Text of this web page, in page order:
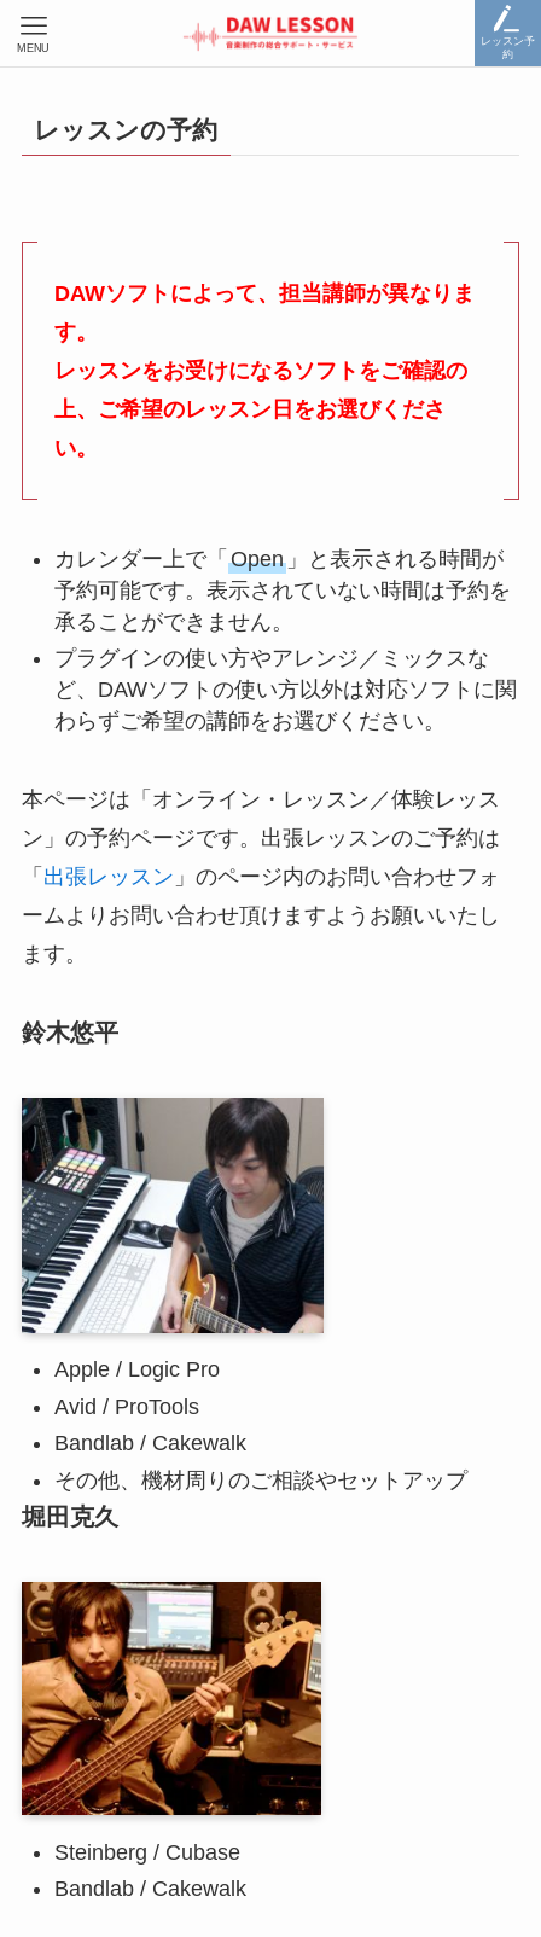
レッスン予
約
MENU
レッスンの予約
DAWソフトによって、担当講師が異なりま
す。
レッスンをお受けになるソフトをご確認の
上、ご希望のレッスン日をお選びくださ
い。
カレンダー上で「 Open」と表示される時間が
予約可能です。表示されていない時間は予約を
承ることができません。
プラグインの使い方やアレンジ／ミックスな
ど、DAWソフトの使い方以外は対応ソフトに関
わらずご希望の講師をお選びください。
本ページは「オンライン・レッスン／体験レッス
ン」の予約ページです。出張レッスンのご予約は
「 出張レッスン 」のページ内のお問い合わせフォ
ームよりお問い合わせ頂けますようお願いいたし
ます。
鈴木悠平
Apple / Logic Pro
Avid / ProTools
Bandlab / Cakewalk
その他、機材周りのご相談やセットアップ
堀田克久
Steinberg / Cubase
Bandlab / Cakewalk